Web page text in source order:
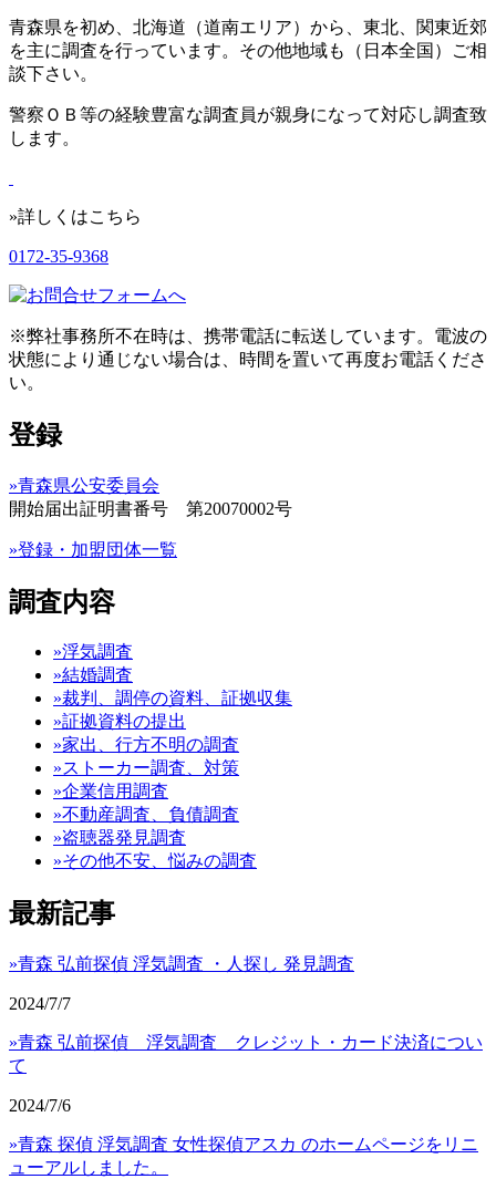
青森県を初め、北海道（道南エリア）から、東北、関東近郊
を主に調査を行っています。その他地域も（日本全国）ご相
談下さい。
警察ＯＢ等の経験豊富な調査員が親身になって対応し調査致
します。
»詳しくはこちら
0172-35-9368
※弊社事務所不在時は、携帯電話に転送しています。電波の
状態により通じない場合は、時間を置いて再度お電話くださ
い。
登録
»青森県公安委員会
開始届出証明書番号 第20070002号
»登録・加盟団体一覧
調査内容
»浮気調査
»結婚調査
»裁判、調停の資料、証拠収集
»証拠資料の提出
»家出、行方不明の調査
»ストーカー調査、対策
»企業信用調査
»不動産調査、負債調査
»盗聴器発見調査
»その他不安、悩みの調査
最新記事
»青森 弘前探偵 浮気調査 ・人探し 発見調査
2024/7/7
»青森 弘前探偵 浮気調査 クレジット・カード決済につい
て
2024/7/6
»青森 探偵 浮気調査 女性探偵アスカ のホームページをリニ
ューアルしました。